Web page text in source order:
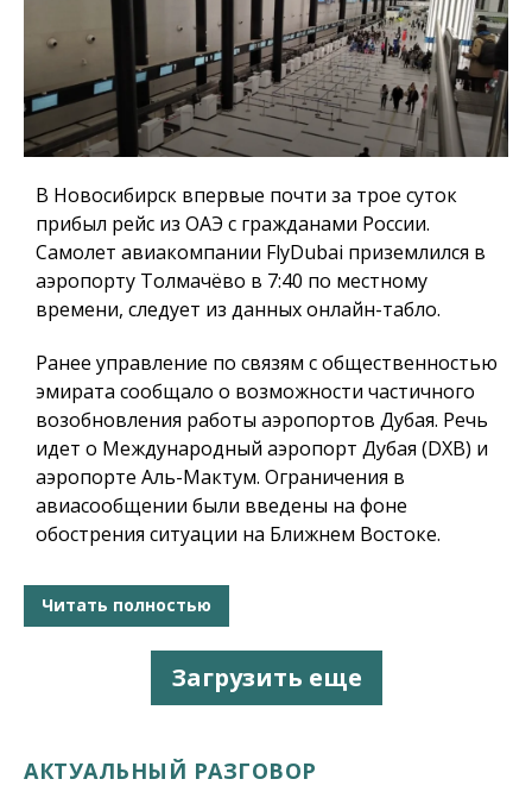
В Новосибирск впервые почти за трое суток
прибыл рейс из ОАЭ с гражданами России.
Самолет авиакомпании FlyDubai приземлился в
аэропорту Толмачёво в 7:40 по местному
времени, следует из данных онлайн-табло.
Ранее управление по связям с общественностью
эмирата сообщало о возможности частичного
возобновления работы аэропортов Дубая. Речь
идет о Международный аэропорт Дубая (DXB) и
аэропорте Аль-Мактум. Ограничения в
авиасообщении были введены на фоне
обострения ситуации на Ближнем Востоке.
Читать полностью
Загрузить еще
АКТУАЛЬНЫЙ РАЗГОВОР